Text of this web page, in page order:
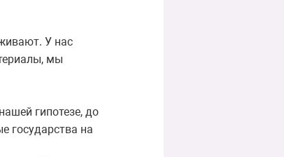
У нас
мы
гипотезе, до
государства на